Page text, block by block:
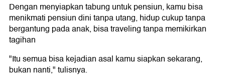
Dengan menyiapkan tabung untuk pensiun, kamu bisa
menikmati pensiun dini tanpa utang, hidup cukup tanpa
bergantung pada anak, bisa traveling tanpa memikirkan
tagihan
"Itu semua bisa kejadian asal kamu siapkan sekarang,
bukan nanti," tulisnya.